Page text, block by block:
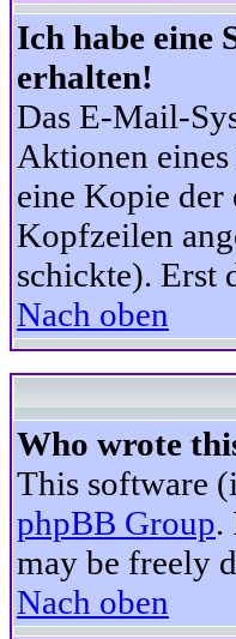
Ich habe eine
erhalten!
Das E-Mail-
Aktionen
eine Kopie der
Kopfzeilen
schickte). Erst
Nach oben
Who wrote
This software
phpBB Group.
may be freely
Nach oben